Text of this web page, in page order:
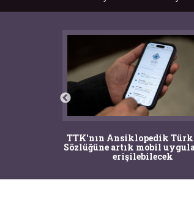
TTK'nın Ansiklopedik
Sözlüğüne artık mobil
erişilebilecek